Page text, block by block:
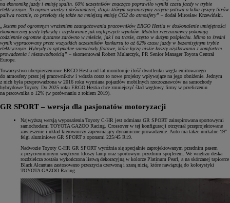
na ekonomikę jazdy i emisję spalin. 60% uczestników znacząco poprawiło wyniki czasu jazdy w trybie
elektrycznym. To ogrom wiedzy i doświadczeń, dzięki którym ograniczymy zużycie paliwa o kilka tysięcy litrów
paliwa rocznie, co przełoży się także na mniejszą emisję CO2 do atmosfery” – dodał Mirosław Krzewiński.
„Jestem pod ogromnym wrażeniem zaangażowania pracowników ERGO Hestia w doskonalenie umiejętności
ekonomicznej jazdy hybrydą i uzyskiwanie jak najlepszych wyników. Mobilni rzeczoznawcy pokonują
codziennie ogromne dystanse zarówno w mieście, jak i na trasie, często w dużym pośpiechu. Mimo to średni
wynik wypracowany przez wszystkich uczestników konkursu to aż 62% czasu jazdy w bezemisyjnym trybie
elektrycznym. Hybrydy to optymalne samochody flotowe, które łączą niskie koszty użytkowania z komfortem
prowadzenia i niezawodnością” – skomentował Robert Mularczyk, PR Senior Manager Toyota Central
Europe.
Towarzystwo ubezpieczeniowe ERGO Hestia od lat monitoruje ilość dwutlenku węgla emitowanego
do atmosfery przez jej pracowników i wdraża coraz to nowe projekty wpływające na jego obniżenie. Jednym
z nich była przeprowadzona w 2016 roku wymiana pojazdów mobilnych rzeczoznawców na samochody
hybrydowe Toyoty. Do 2025 roku ERGO Hestia chce zmniejszyć ślad węglowy firmy w przeliczeniu
na pracownika o 12% (w porównaniu z rokiem 2019).
GR SPORT – wersja dla pasjonatów motoryzacji
Najwyższą wersją wyposażenia Toyoty C-HR jest odmiana GR SPORT zainspirowana sportowymi
samochodami TOYOTA GAZOO Racing. Crossover w tej konfiguracji otrzymał przeprojektowane
zawieszenie i układ kierowniczy zapewniający dynamiczne prowadzenie. Auto ma także unikalne 19"
felgi aluminiowe GR SPORT z oponami 225/45 R19.
Nadwozie Toyoty C-HR GR SPORT wyróżnia się specjalnie zaprojektowanym przednim pasem
z przyciemnionym wnętrzem kloszy lamp oraz sportowym przednim spojlerem. We wnętrzu deska
rozdzielcza została wykończona listwą dekoracyjną w kolorze Platinum Pearl, a na skórzanej tapicerce
Black Alcantara zastosowano przeszycia czerwoną i szarą nicią, które nawiązują do kolorystyki
TOYOTA GAZOO Racing.